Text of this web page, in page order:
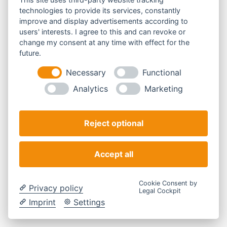
gibt.
Beiträge entwickelt. Themen waren unter anderem
individuelle Urnengestaltung, besondere
Bestattungsarten, Trauerbegleitung, Trauersymbole
und moderne Wege im Umgang mit Trauer.
FürBestattungen Birk GmbH aus Aachen-Brand
entstand ein moderner Gesamtauftritt mit
Imagefilm, Social Media Strategie sowie
professionellen Foto- und Videoinhalten. Ziel war es,
die Werte des Bestattungsinstituts sichtbar zu
machen: Menschlichkeit, Vertrauen, Tradition und
Der Auftritt stärkt die digitale Sichtbarkeit, schafft
Vertrauen und zeigt, wie sensible Themen wie
Bestattung, Trauer und Abschied würdevoll und
technologies to provide its services, constantly
improve and display advertisements according to
users' interests. I agree to this and can revoke or
change my consent at any time with effect for the
future.
Necessary
Functional
Analytics
Marketing
Reject optional
Accept all
Privacy policy
Imprint
Settings
Cookie Consent by
Legal Cockpit